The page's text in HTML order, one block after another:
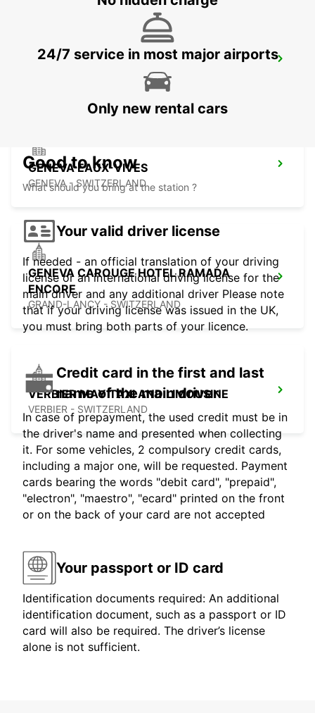
BEX GARAGE DU RHONE
GENEVA EAUX-VIVES
GENEVA - SWITZERLAND
GENEVA CAROUGE HOTEL RAMADA
ENCORE
GRAND-LANCY - SWITZERLAND
VERBIER MAY TAXI AND LIMOUSINE
VERBIER - SWITZERLAND
24/7 service in most major airports
Only new rental cars
Good to know
What should you bring at the station ?
Your valid driver license
If needed - an official translation of your driving
license or an international driving license for the
main driver and any additional driver Please note
that if your driving license was issued in the UK,
you must bring both parts of your licence.
Credit card in the first and last
name of the main driver
In case of prepayment, the used credit must be in
the driver's name and presented when collecting
it. For some vehicles, 2 compulsory credit cards,
including a major one, will be requested. Payment
cards bearing the words "debit card", "prepaid",
"electron", "maestro", "ecard" printed on the front
or on the back of your card are not accepted
Your passport or ID card
Identification documents required: An additional
identification document, such as a passport or ID
card will also be required. The driver’s license
alone is not sufficient.